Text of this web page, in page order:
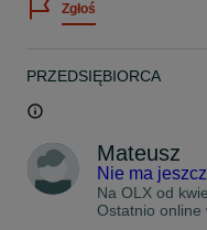
do ponownej regeneracji
kompresora (strona
Lokalizacja: Stręgoborzyce
MULTIVAN V (7HM,
2.5 TDI (AXD BNZ)
Zgłoś
PRZEDSIĘBIORCA
Mateusz
Nie ma
Na OLX od
Ostatnio online